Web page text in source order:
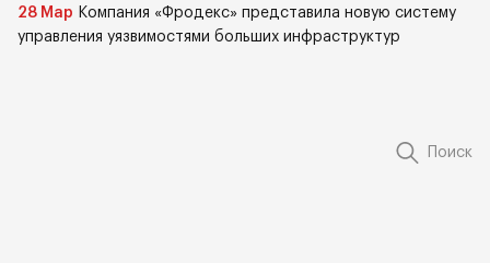
28 Мар Компания «Фродекс» представила новую систему
управления уязвимостями больших инфраструктур
Поиск